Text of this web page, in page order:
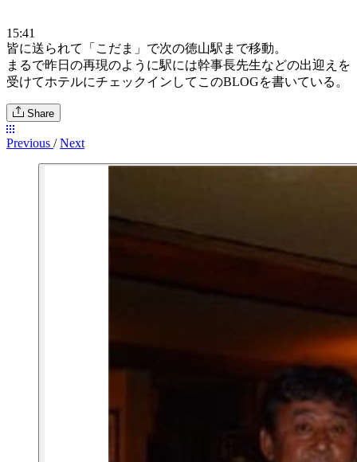
15:41
皆に送られて「こだま」で次の徳山駅まで移動。
まるで昨日の再現のように駅には幹事長先生などの出迎えを
受けてホテルにチェックインしてこのBLOGを書いている。
Share
Previous / Next